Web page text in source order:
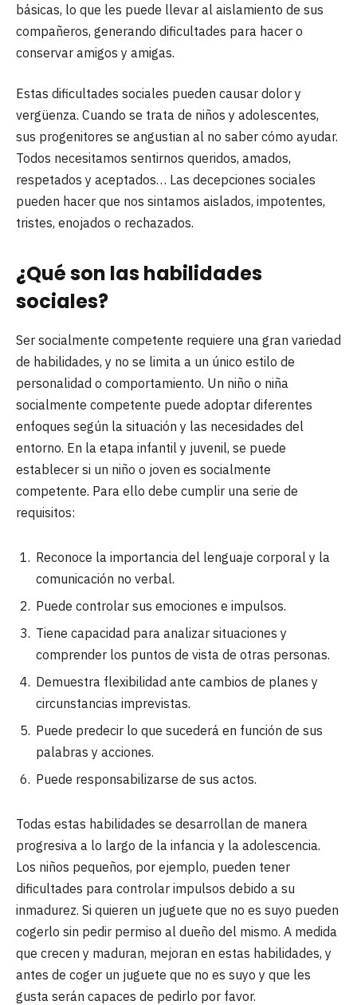
básicas, lo que les puede llevar al aislamiento de sus
compañeros, generando dificultades para hacer o
conservar amigos y amigas.
Estas dificultades sociales pueden causar dolor y
vergüenza. Cuando se trata de niños y adolescentes,
sus progenitores se angustian al no saber cómo ayudar.
Todos necesitamos sentirnos queridos, amados,
respetados y aceptados… Las decepciones sociales
pueden hacer que nos sintamos aislados, impotentes,
tristes, enojados o rechazados.
¿Qué son las habilidades
sociales?
Ser socialmente competente requiere una gran variedad
de habilidades, y no se limita a un único estilo de
personalidad o comportamiento. Un niño o niña
socialmente competente puede adoptar diferentes
enfoques según la situación y las necesidades del
entorno. En la etapa infantil y juvenil, se puede
establecer si un niño o joven es socialmente
competente. Para ello debe cumplir una serie de
requisitos:
Reconoce la importancia del lenguaje corporal y la
comunicación no verbal.
Puede controlar sus emociones e impulsos.
Tiene capacidad para analizar situaciones y
comprender los puntos de vista de otras personas.
Demuestra flexibilidad ante cambios de planes y
circunstancias imprevistas.
Puede predecir lo que sucederá en función de sus
palabras y acciones.
Puede responsabilizarse de sus actos.
Todas estas habilidades se desarrollan de manera
progresiva a lo largo de la infancia y la adolescencia.
Los niños pequeños, por ejemplo, pueden tener
dificultades para controlar impulsos debido a su
inmadurez. Si quieren un juguete que no es suyo pueden
cogerlo sin pedir permiso al dueño del mismo. A medida
que crecen y maduran, mejoran en estas habilidades, y
antes de coger un juguete que no es suyo y que les
gusta serán capaces de pedirlo por favor.